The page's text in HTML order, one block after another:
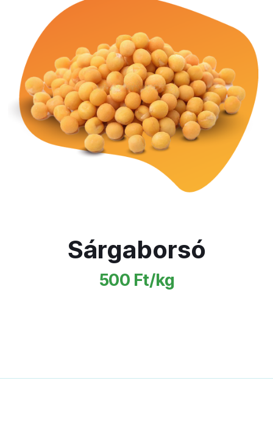
Sárgaborsó
500 Ft/kg